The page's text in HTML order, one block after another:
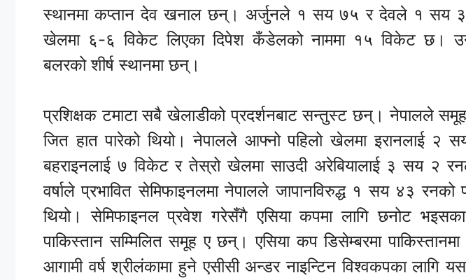
स्थानमा कप्तान देव खनाल छन्। अर्जुनले १ सय ७५ र देवले १ सय
खेलमा ६-६ विकेट लिएका दिपेश कँडेलको नाममा १५ विकेट छ।
बलरको शीर्ष स्थानमा छन्।
प्रशिक्षक टमाटा सबै खेलाडीको प्रदर्शनबाट सन्तुस्ट छन्। नेपालले
जित हात पारेको थियो। नेपालले आफ्नो पहिलो खेलमा इरानलाई २
बहराइनलाई ७ विकेट र तेस्रो खेलमा साउदी अरेबियालाई ३ सय २
वर्षाले प्रभावित सेमिफाइनलमा नेपालले जापानविरुद्ध १ सय ४३ रनको
थियो। सेमिफाइनल प्रवेश गरेसँगै एसिया कपमा लागि छनोट
पाकिस्तान सम्मिलित समूह ए छन्। एसिया कप डिसेम्बरमा
आगामी वर्ष श्रीलंकामा हुने एसीसी अन्डर नाइन्टिन विश्वकपका